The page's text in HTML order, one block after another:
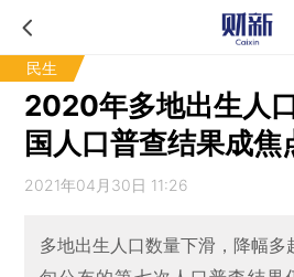
民生
2020年多地出生人
国人口普查结果成焦
2021年04月30日 11:26
多地出生人口数量下滑，降幅多